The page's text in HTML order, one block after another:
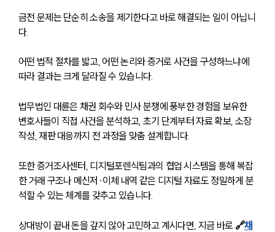
금전 문제는 단순히 소송을 제기한다고 바로 해결되는 일이 아닙니
다.
어떤 법적 절차를 밟고, 어떤 논리와 증거로 사건을 구성하느냐에
따라 결과는 크게 달라질 수 있습니다.
법무법인 대륜은 채권 회수와 민사 분쟁에 풍부한 경험을 보유한
변호사들이 직접 사건을 분석하고, 초기 단계부터 자료 확보, 소장
작성, 재판 대응까지 전 과정을 맞춤 설계합니다.
또한 증거조사센터, 디지털포렌식팀과의 협업 시스템을 통해 복잡
한 거래 구조나 메신저·이체 내역 같은 디지털 자료도 정밀하게 분
석할 수 있는 체계를 갖추고 있습니다.
상대방이 끝내 돈을 갚지 않아 고민하고 계시다면, 지금 바로 🔗채